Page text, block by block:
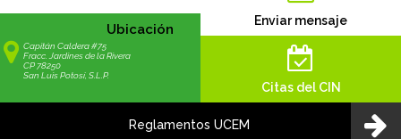
Ubicación
Capitán Caldera #75
Fracc. Jardines de la Rivera
CP 78250
San Luis Potosí, S.L.P.
Enviar mensaje
Citas del CIN
Reglamentos UCEM